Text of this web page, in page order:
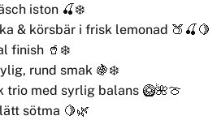
iston 🍒❄️
& körsbär i frisk lemonad 🍑🍒🍋
finish 🥤❄️
rund smak 🍇❄️
trio med syrlig balans 🥝🌺🍈
sötma 🍋🌿